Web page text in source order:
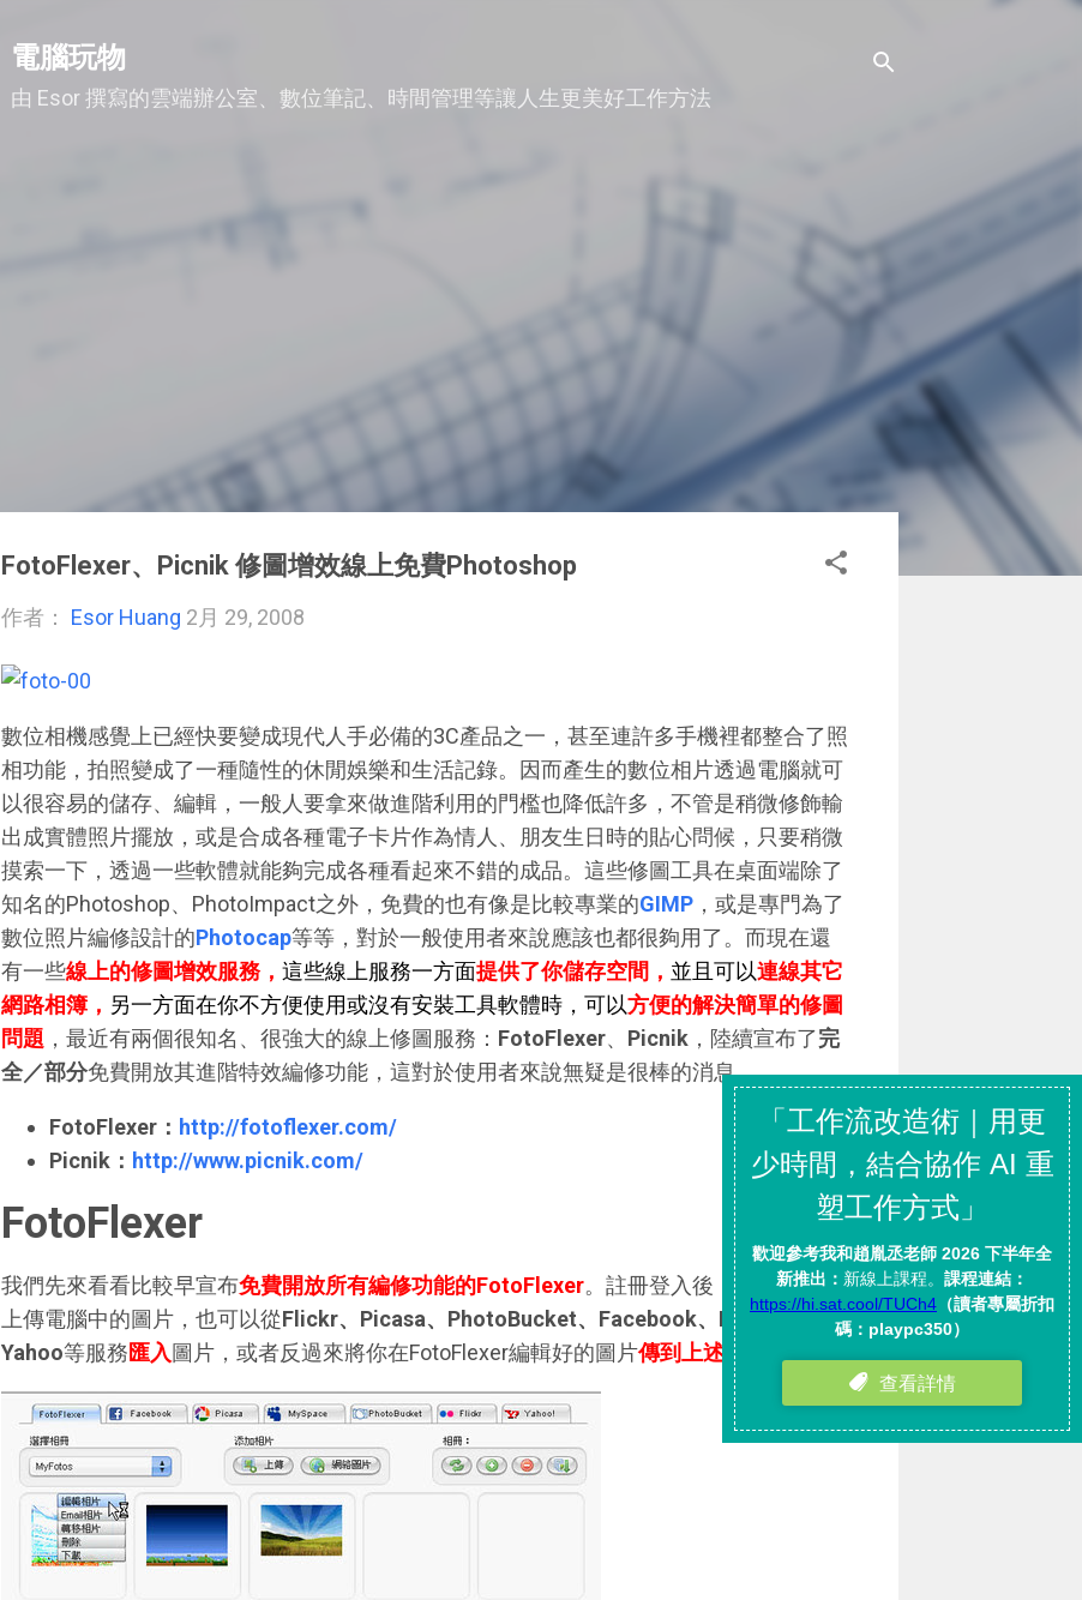
電腦玩物
由 Esor 撰寫的雲端辦公室、數位筆記、時間管理等讓人生更美好工作方法
FotoFlexer、Picnik 修圖增效線上免費Photoshop
作者： Esor Huang 2月 29, 2008
數位相機感覺上已經快要變成現代人手必備的3C產品之一，甚至連許多手機裡都整合了照
相功能，拍照變成了一種隨性的休閒娛樂和生活記錄。因而產生的數位相片透過電腦就可
以很容易的儲存、編輯，一般人要拿來做進階利用的門檻也降低許多，不管是稍微修飾輸
出成實體照片擺放，或是合成各種電子卡片作為情人、朋友生日時的貼心問候，只要稍微
摸索一下，透過一些軟體就能夠完成各種看起來不錯的成品。這些修圖工具在桌面端除了
知名的Photoshop、PhotoImpact之外，免費的也有像是比較專業的GIMP ，或是專門為了
數位照片編修設計的Photocap等等，對於一般使用者來說應該也都很夠用了。而現在還
有一些線上的修圖增效服務， 這些線上服務一方面提供了你儲存空間， 並且可以連線其它
網路相簿， 另一方面在你不方便使用或沒有安裝工具軟體時，可以方便的解決簡單的修圖
問題 ，最近有兩個很知名、很強大的線上修圖服務： FotoFlexer、 Picnik ，陸續宣布了完
全／部分免費開放其進階特效編修功能，這對於使用者來說無疑是很棒的消息。
FotoFlexer： http://fotoflexer.com/
Picnik： http://www.picnik.com/
FotoFlexer
我們先來看看比較早宣布免費開放所有編修功能的FotoFlexer。註冊登入後，你可以選擇
上傳電腦中的圖片，也可以從Flickr、Picasa、PhotoBucket、Facebook、MySpace、
Yahoo等服務匯入圖片，或者反過來將你在FotoFlexer編輯好的圖片傳到上述服務